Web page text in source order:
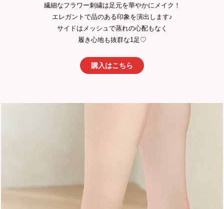
繊細なフラワー刺繍は足元を華やかにメイク！
エレガントで品のある印象を演出します♪
サイドはメッシュで蒸れの心配もなく
履き心地も抜群な1足♡
購入はこちら